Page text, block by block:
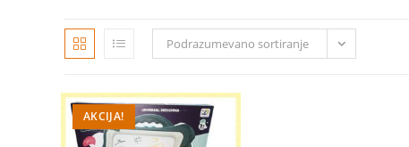
Podrazumevano sortiranje
AKCIJA!